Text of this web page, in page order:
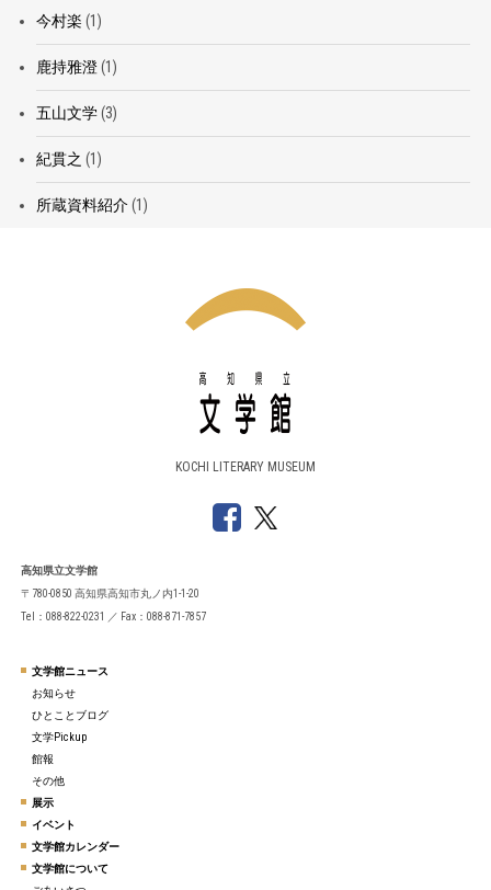
今村楽 (1)
鹿持雅澄(1)
五山文学(3)
紀貫之 (1)
所蔵資料紹介(1)
KOCHI LITERARY MUSEUM
高知県立文学館
〒780-0850 高知県高知市丸ノ内1-1-20
Tel：088-822-0231 ／ Fax：088-871-7857
文学館ニュース
お知らせ
ひとことブログ
文学Pickup
館報
その他
展示
イベント
文学館カレンダー
文学館について